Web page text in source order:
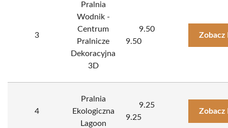
3
Pralnia
Wodnik -
Centrum
Pralnicze
Dekoracyjna
3D
9.50
9.50
Zobacz
4
Pralnia
Ekologiczna
Lagoon
9.25
9.25
Zobacz